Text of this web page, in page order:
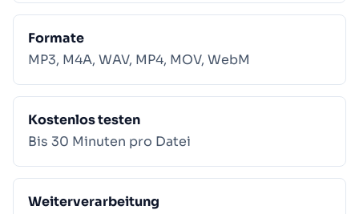
Formate
MP3, M4A, WAV, MP4, MOV, WebM
Kostenlos testen
Bis 30 Minuten pro Datei
Weiterverarbeitung